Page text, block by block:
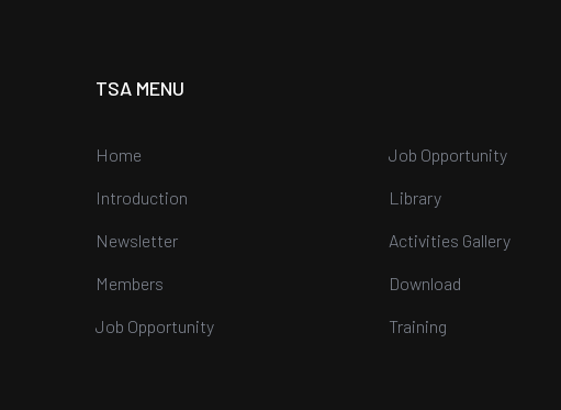
TSA MENU
Home
Introduction
Newsletter
Members
Job Opportunity
Job Opportunity
Library
Activities Gallery
Download
Training